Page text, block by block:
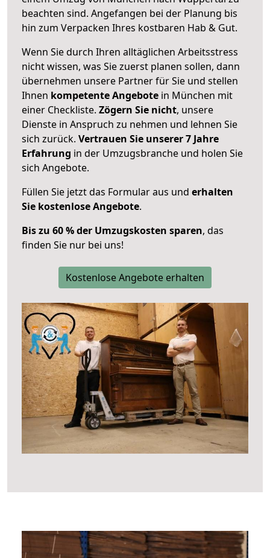
beachten sind. Angefangen bei der Planung bis
hin zum Verpacken Ihres kostbaren Hab & Gut.
Wenn Sie durch Ihren alltäglichen Arbeitsstress
nicht wissen, was Sie zuerst planen sollen, dann
übernehmen unsere Partner für Sie und stellen
Ihnen kompetente Angebote in München mit
einer Checkliste. Zögern Sie nicht, unsere
Dienste in Anspruch zu nehmen und lehnen Sie
sich zurück. Vertrauen Sie unserer 7 Jahre
Erfahrung in der Umzugsbranche und holen Sie
sich Angebote.
Füllen Sie jetzt das Formular aus und erhalten
Sie kostenlose Angebote.
Bis zu 60 % der Umzugskosten sparen, das
finden Sie nur bei uns!
Kostenlose Angebote erhalten